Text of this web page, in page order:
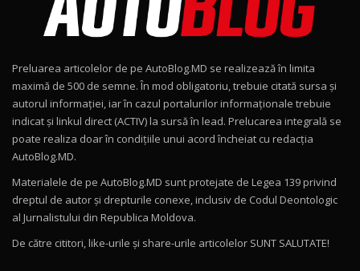
Noul Geely EX2 / Test Drive AutoBlog.MD
15:22
Mercedes-AMG E 53 HYBRID 4MATIC+ / Test
Drive AutoBlog.MD
16:27
11
Noul Volvo ES90 / Test Drive AutoBlog.MD
12
Noul MG HS / Test Drive AutoBlog.MD
16:48
Preluarea articolelor de pe AutoBlog.MD se realizează în limita
maximă de 500 de semne. În mod obligatoriu, trebuie citată sursa și
autorul informației, iar în cazul portalurilor informaționale trebuie
indicat și linkul direct (ACTIV) la sursă în lead. Prelucarea integrală se
poate realiza doar în condițiile unui acord încheiat cu redacţia
AutoBlog.MD.
Materialele de pe AutoBlog.MD sunt protejate de Legea 139 privind
dreptul de autor și drepturile conexe, inclusiv de Codul Deontologic
al Jurnalistului din Republica Moldova.
De către cititori, like-urile şi share-urile articolelor SUNT SALUTATE!